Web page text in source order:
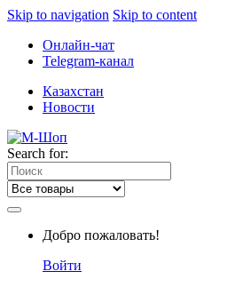
Skip to navigation Skip to content
Онлайн-чат
Telegram-канал
Казахстан
Новости
Search for:
Добро пожаловать!
Войти